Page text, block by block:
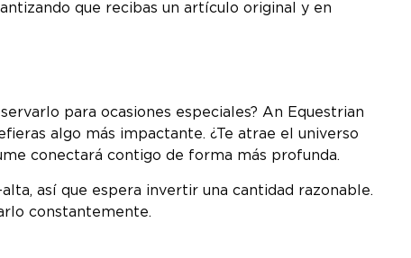
que recibas un artículo original y en
para ocasiones especiales? An Equestrian
algo más impactante. ¿Te atrae el universo
conectará contigo de forma más profunda.
así que espera invertir una cantidad razonable.
constantemente.